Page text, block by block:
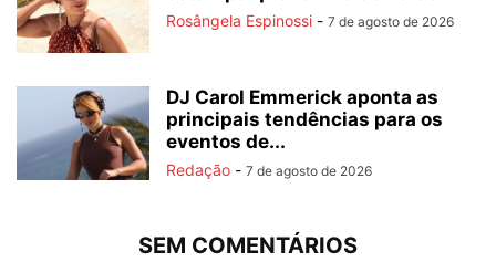
Rosângela Espinossi - 7 de agosto de 2026
DJ Carol Emmerick aponta as
principais tendências para os
eventos de...
Redação - 7 de agosto de 2026
SEM COMENTÁRIOS